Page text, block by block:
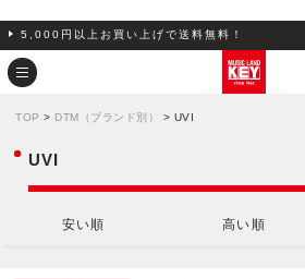
5,000円以上お買い上げで送料無料！
TOP > DTM（ブランド別） > UVI
UVI
安い順 高い順